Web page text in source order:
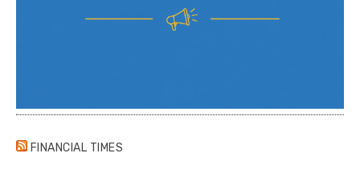
FINANCIAL TIMES